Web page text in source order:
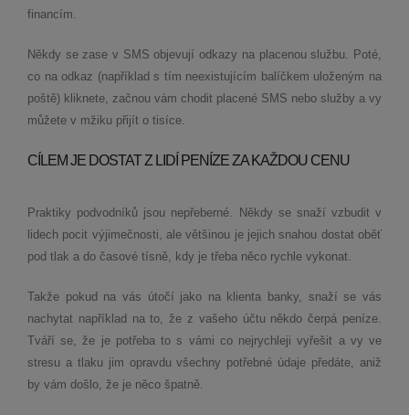
financím.
Někdy se zase v SMS objevují odkazy na placenou službu. Poté,
co na odkaz (například s tím neexistujícím balíčkem uloženým na
poště) kliknete, začnou vám chodit placené SMS nebo služby a vy
můžete v mžiku přijít o tisíce.
CÍLEM JE DOSTAT Z LIDÍ PENÍZE ZA KAŽDOU CENU
Praktiky podvodníků jsou nepřeberné. Někdy se snaží vzbudit v
lidech pocit výjimečnosti, ale většinou je jejich snahou dostat oběť
pod tlak a do časové tísně, kdy je třeba něco rychle vykonat.
Takže pokud na vás útočí jako na klienta banky, snaží se vás
nachytat například na to, že z vašeho účtu někdo čerpá peníze.
Tváří se, že je potřeba to s vámi co nejrychleji vyřešit a vy ve
stresu a tlaku jim opravdu všechny potřebné údaje předáte, aniž
by vám došlo, že je něco špatně.